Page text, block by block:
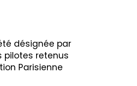
désignée par
pilotes retenus
Parisienne